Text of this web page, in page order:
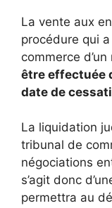
La vente aux
procédure qui
commerce
être effectuée
date de
La liquidation
tribunal de
négociations
s’agit donc
permettra au